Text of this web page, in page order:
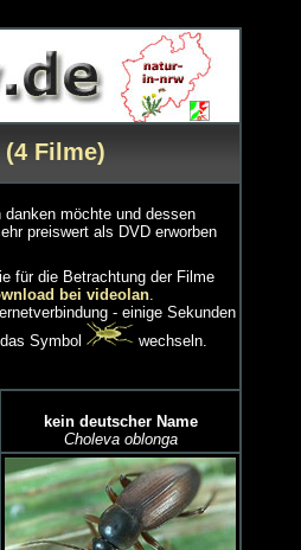
(4 Filme)
möchte und dessen
preiswert als DVD erworben
für die Betrachtung der Filme
bei videolan.
- einige Sekunden
Symbol
wechseln.
kein deutscher Name
Choleva oblonga